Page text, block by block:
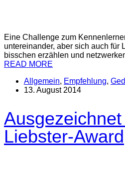
Eine Challenge zum
untereinander, aber sich auch für
bisschen erzählen und
READ MORE
Allgemein, Empfehlung,
13. August 2014
Liebster-Award